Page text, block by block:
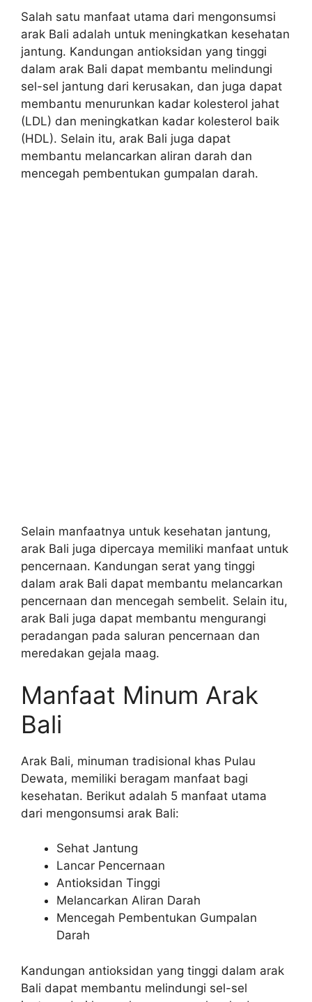
Salah satu manfaat utama dari mengonsumsi
arak Bali adalah untuk meningkatkan kesehatan
jantung. Kandungan antioksidan yang tinggi
dalam arak Bali dapat membantu melindungi
sel-sel jantung dari kerusakan, dan juga dapat
membantu menurunkan kadar kolesterol jahat
(LDL) dan meningkatkan kadar kolesterol baik
(HDL). Selain itu, arak Bali juga dapat
membantu melancarkan aliran darah dan
mencegah pembentukan gumpalan darah.
Selain manfaatnya untuk kesehatan jantung,
arak Bali juga dipercaya memiliki manfaat untuk
pencernaan. Kandungan serat yang tinggi
dalam arak Bali dapat membantu melancarkan
pencernaan dan mencegah sembelit. Selain itu,
arak Bali juga dapat membantu mengurangi
peradangan pada saluran pencernaan dan
meredakan gejala maag.
Manfaat Minum Arak
Bali
Arak Bali, minuman tradisional khas Pulau
Dewata, memiliki beragam manfaat bagi
kesehatan. Berikut adalah 5 manfaat utama
dari mengonsumsi arak Bali:
Sehat Jantung
Lancar Pencernaan
Antioksidan Tinggi
Melancarkan Aliran Darah
Mencegah Pembentukan Gumpalan
Darah
Kandungan antioksidan yang tinggi dalam arak
Bali dapat membantu melindungi sel-sel